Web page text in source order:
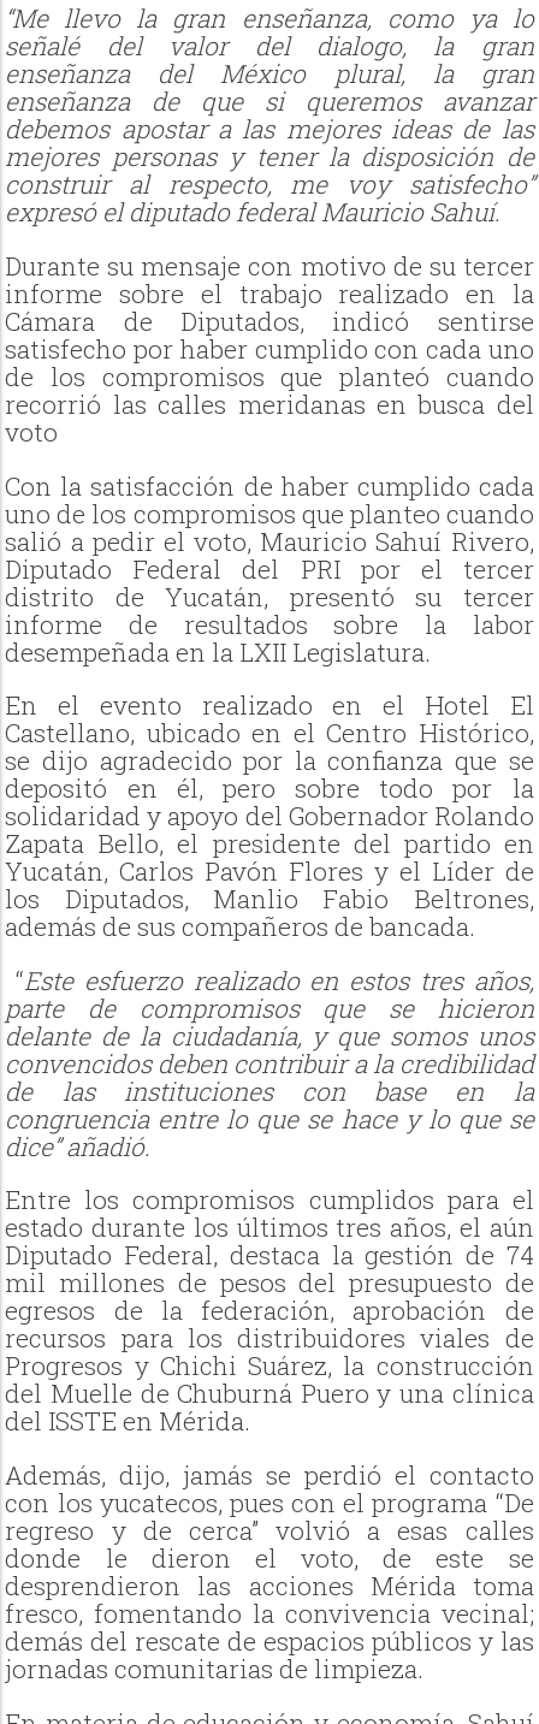
“Me llevo la gran enseñanza, como ya lo
señalé del valor del dialogo, la gran
enseñanza del México plural, la gran
enseñanza de que si queremos avanzar
debemos apostar a las mejores ideas de las
mejores personas y tener la disposición de
construir al respecto, me voy satisfecho”
expresó el diputado federal Mauricio Sahuí.
Durante su mensaje con motivo de su tercer
informe sobre el trabajo realizado en la
Cámara de Diputados, indicó sentirse
satisfecho por haber cumplido con cada uno
de los compromisos que planteó cuando
recorrió las calles meridanas en busca del
voto
Con la satisfacción de haber cumplido cada
uno de los compromisos que planteo cuando
salió a pedir el voto, Mauricio Sahuí Rivero,
Diputado Federal del PRI por el tercer
distrito de Yucatán, presentó su tercer
informe de resultados sobre la labor
desempeñada en la LXII Legislatura.
En el evento realizado en el Hotel El
Castellano, ubicado en el Centro Histórico,
se dijo agradecido por la confianza que se
depositó en él, pero sobre todo por la
solidaridad y apoyo del Gobernador Rolando
Zapata Bello, el presidente del partido en
Yucatán, Carlos Pavón Flores y el Líder de
los Diputados, Manlio Fabio Beltrones,
además de sus compañeros de bancada.
“Este esfuerzo realizado en estos tres años,
parte de compromisos que se hicieron
delante de la ciudadanía, y que somos unos
convencidos deben contribuir a la credibilidad
de las instituciones con base en la
congruencia entre lo que se hace y lo que se
dice” añadió.
Entre los compromisos cumplidos para el
estado durante los últimos tres años, el aún
Diputado Federal, destaca la gestión de 74
mil millones de pesos del presupuesto de
egresos de la federación, aprobación de
recursos para los distribuidores viales de
Progresos y Chichi Suárez, la construcción
del Muelle de Chuburná Puero y una clínica
del ISSTE en Mérida.
Además, dijo, jamás se perdió el contacto
con los yucatecos, pues con el programa “De
regreso y de cerca” volvió a esas calles
donde le dieron el voto, de este se
desprendieron las acciones Mérida toma
fresco, fomentando la convivencia vecinal;
demás del rescate de espacios públicos y las
jornadas comunitarias de limpieza.